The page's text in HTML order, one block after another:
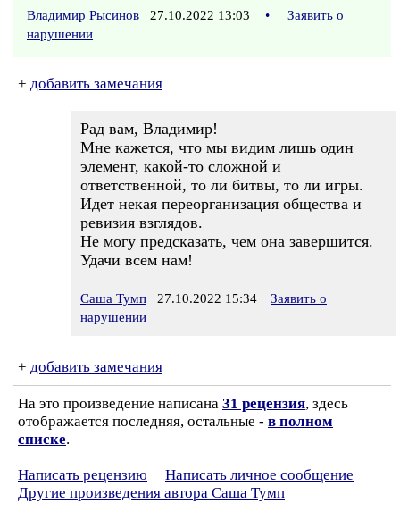
Владимир Рысинов 27.10.2022 13:03 •
Заявить о
нарушении
+ добавить замечания
Рад вам, Владимир!
Мне кажется, что мы видим лишь один
элемент, какой-то сложной и
ответственной, то ли битвы, то ли игры.
Идет некая переорганизация общества и
ревизия взглядов.
Не могу предсказать, чем она завершится.
Удачи всем нам!
Саша Тумп 27.10.2022 15:34
Заявить о
нарушении
+ добавить замечания
На это произведение написана 31 рецензия, здесь
отображается последняя, остальные - в полном
списке.
Написать рецензию
Написать личное сообщение
Другие произведения автора Саша Тумп